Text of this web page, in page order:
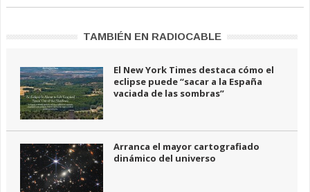
TAMBIÉN EN RADIOCABLE
El New York Times destaca cómo el
eclipse puede “sacar a la España
vaciada de las sombras”
Arranca el mayor cartografiado
dinámico del universo